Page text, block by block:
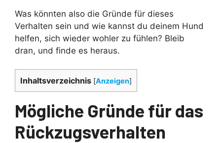
Was könnten also die Gründe für dieses
Verhalten sein und wie kannst du deinem Hund
helfen, sich wieder wohler zu fühlen? Bleib
dran, und finde es heraus.
Inhaltsverzeichnis [Anzeigen]
Mögliche Gründe für das
Rückzugsverhalten